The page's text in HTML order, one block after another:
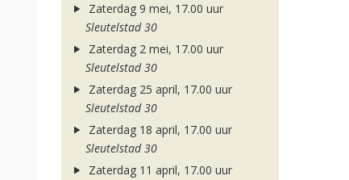
Zaterdag 9 mei, 17.00 uur
Sleutelstad 30
Zaterdag 2 mei, 17.00 uur
Sleutelstad 30
Zaterdag 25 april, 17.00 uur
Sleutelstad 30
Zaterdag 18 april, 17.00 uur
Sleutelstad 30
Zaterdag 11 april, 17.00 uur